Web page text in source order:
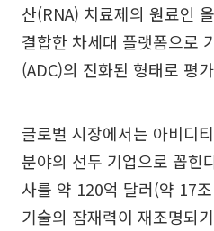
산(RNA) 치료제의 원료인
결합한 차세대 플랫폼으로
(ADC)의 진화된 형태로 평
글로벌 시장에서는 아비디
분야의 선두 기업으로 꼽힌
사를 약 120억 달러(약 17
기술의 잠재력이 재조명되